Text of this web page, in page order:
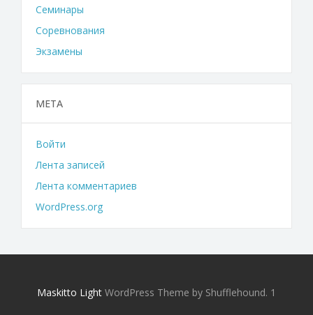
Семинары
Соревнования
Экзамены
МЕТА
Войти
Лента записей
Лента комментариев
WordPress.org
Maskitto Light WordPress Theme by Shufflehound. 1